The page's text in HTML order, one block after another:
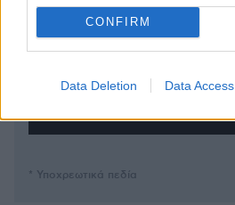
CONFIRM
Data Deletion Data Access
Απομένουν2500χαρακτήρες
* Υποχρεωτικά πεδία